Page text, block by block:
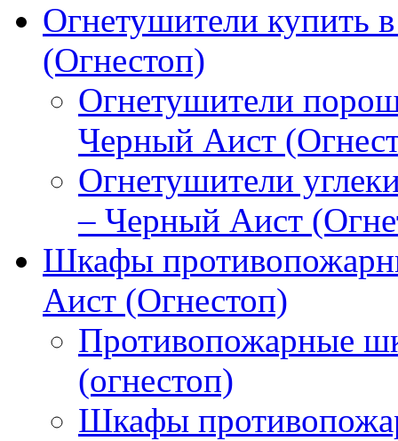
Огнетушители
(Огнестоп)
Огнетушители
Черный Аист
Огнетушители
– Черный Аист
Шкафы
Аист (Огнестоп)
Противопожарные
(огнестоп)
Шкафы